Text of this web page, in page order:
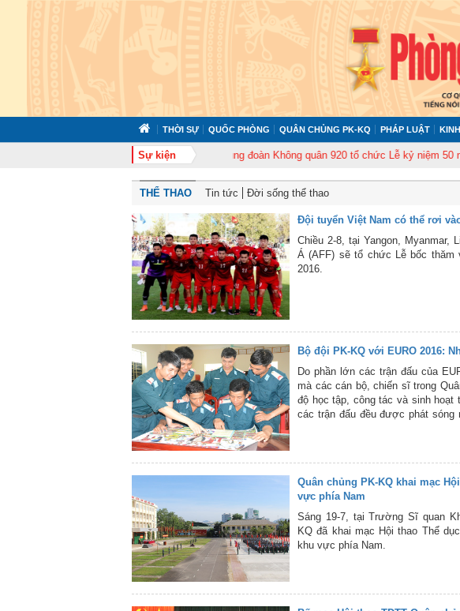
THỜI SỰ QUỐC PHÒNG QUÂN CHỦNG PK-KQ PHÁP LUẬT
Sự kiện
tổ chức tập huấn cán bộ năm 2026 Trung đoàn Không quân 920 tổ chức Lễ kỷ niệm 50 năm
THỂ THAO Tin tức Đời sống thể thao
Đội tuyển Việt Nam có thể rơi
Chiều 2-8, tại Yangon, Myanmar,
Á (AFF) sẽ tổ chức Lễ bốc thăm
2016.
Bộ đội PK-KQ với EURO 2016:
Do phần lớn các trận đấu của
mà các cán bộ, chiến sĩ trong
độ học tập, công tác và sinh hoạt
các trận đấu đều được phát sóng
trong Quân chủng PK-KQ không
Quân chủng PK-KQ khai mạc
vực phía Nam
Sáng 19-7, tại Trường Sĩ quan
KQ đã khai mạc Hội thao Thể
khu vực phía Nam.